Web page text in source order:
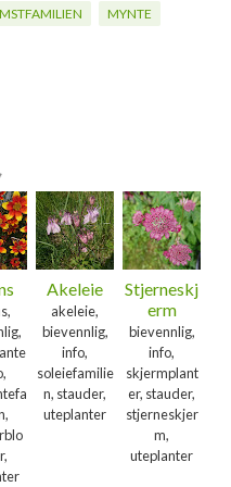
MYNTE
Akeleie
akeleie,
bievennlig,
info,
soleiefamilie
n, stauder,
uteplanter
Stjerneskj
erm
bievennlig,
info,
skjermplant
er, stauder,
stjerneskjer
m,
uteplanter